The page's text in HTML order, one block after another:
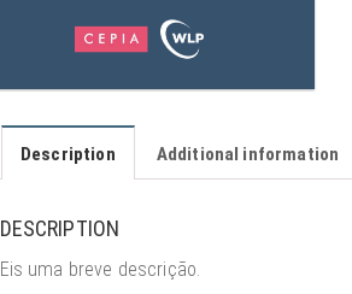
Description Additional information
DESCRIPTION
Eis uma breve descrição.